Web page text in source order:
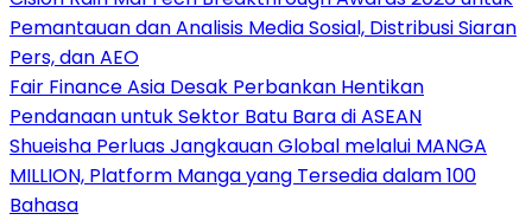
Pemantauan dan Analisis Media Sosial, Distribusi Siaran
Pers, dan AEO
Fair Finance Asia Desak Perbankan Hentikan
Pendanaan untuk Sektor Batu Bara di ASEAN
Shueisha Perluas Jangkauan Global melalui MANGA
MILLION, Platform Manga yang Tersedia dalam 100
Bahasa